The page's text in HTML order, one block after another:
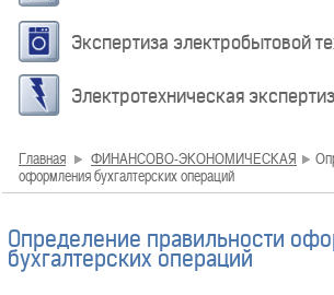
Экспертиза электробытовой
Электротехническая
Главная ФИНАНСОВО-ЭКОНОМИЧЕСКАЯ
оформления бухгалтерских операций
Определение правильности
бухгалтерских операций